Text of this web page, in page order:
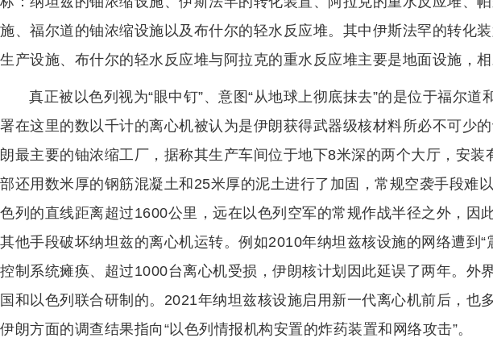
施、福尔道的铀浓缩设施以及布什尔的轻水反应堆。其中伊斯法罕的转化
生产设施、布什尔的轻水反应堆与阿拉克的重水反应堆主要是地面设施，相
真正被以色列视为“眼中钉”、意图“从地球上彻底抹去”的是位于福尔道
署在这里的数以千计的离心机被认为是伊朗获得武器级核材料所必不可少
朗最主要的铀浓缩工厂，据称其生产车间位于地下8米深的两个大厅，安装
部还用数米厚的钢筋混凝土和25米厚的泥土进行了加固，常规空袭手段难
色列的直线距离超过1600公里，远在以色列空军的常规作战半径之外，因
其他手段破坏纳坦兹的离心机运转。例如2010年纳坦兹核设施的网络遭到“
控制系统瘫痪、超过1000台离心机受损，伊朗核计划因此延误了两年。外
国和以色列联合研制的。2021年纳坦兹核设施启用新一代离心机前后，也
伊朗方面的调查结果指向“以色列情报机构安置的炸药装置和网络攻击”。